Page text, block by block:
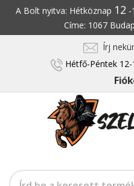
A Bolt nyitva: Hétköznap 12 -
Címe: 1067
Írj
Hétfő-Péntek